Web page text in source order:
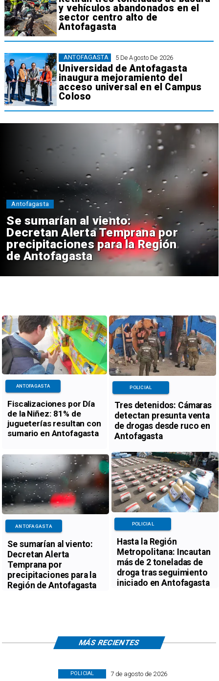
y vehículos abandonados en el
sector centro alto de
Antofagasta
5 De Agosto De 2026
Universidad de Antofagasta
inaugura mejoramiento del
acceso universal en el Campus
Coloso
ANTOFAGASTA
Se sumarían al viento:
Decretan Alerta Temprana por
precipitaciones para la Región
de Antofagasta
Antofagasta
Fiscalizaciones por Día
de la Niñez: 81% de
jugueterías resultan con
sumario en Antofagasta
ANTOFAGASTA
Tres detenidos: Cámaras
detectan presunta venta
de drogas desde ruco en
Antofagasta
POLICIAL
Se sumarían al viento:
Decretan Alerta
Temprana por
precipitaciones para la
Región de Antofagasta
ANTOFAGASTA
Hasta la Región
Metropolitana: Incautan
más de 2 toneladas de
droga tras seguimiento
iniciado en Antofagasta
POLICIAL
7 de agosto de 2026
POLICIAL
MÁS RECIENTES